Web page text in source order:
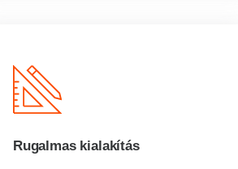
Rugalmas kialakítás